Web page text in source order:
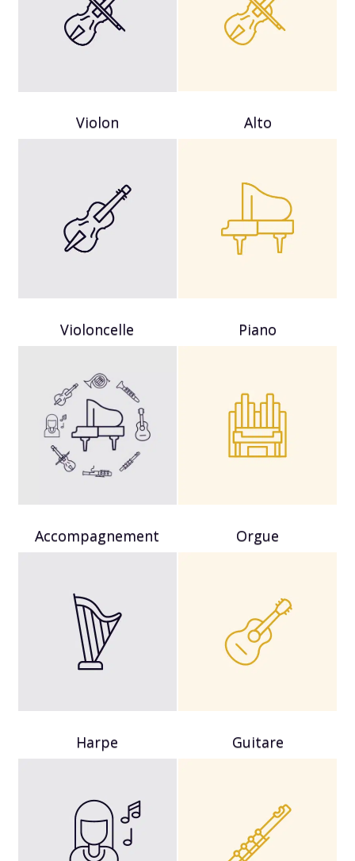
Violon
Violoncelle
Accompagnement
Harpe
Alto
Piano
Orgue
Guitare